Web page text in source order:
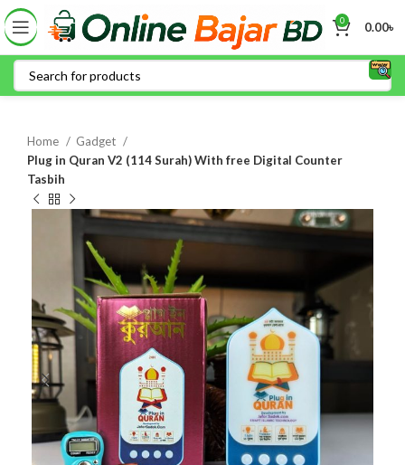
0 0.00৳
Home
Gadget
Plug in Quran V2 (114 Surah) With free Digital Counter
Tasbih